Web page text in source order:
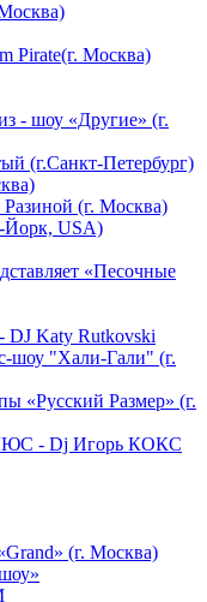
Pirate(г. Москва)
- шоу «Другие» (г.
(г.Санкт-Петербург)
(г. Москва)
USA)
«Песочные
Katy Rutkovski
шоу "Хали-Гали" (г.
«Русский Размер» (г.
- Dj Игорь КОКС
(г. Москва)